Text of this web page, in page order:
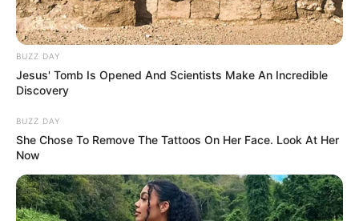
BUZZ DAY
Jesus' Tomb Is Opened And Scientists Make An Incredible
Discovery
BUZZ DAY
She Chose To Remove The Tattoos On Her Face. Look At Her
Now